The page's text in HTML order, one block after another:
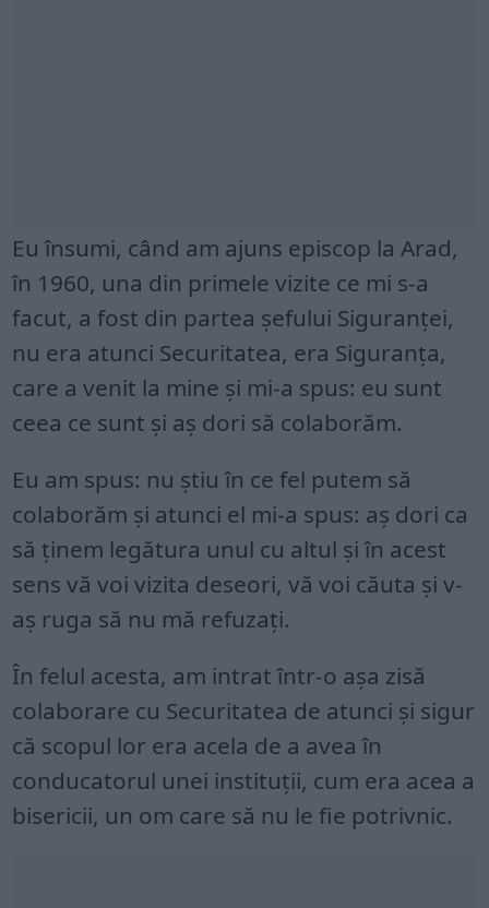
Eu însumi, când am ajuns episcop la Arad,
în 1960, una din primele vizite ce mi s-a
facut, a fost din partea şefului Siguranţei,
nu era atunci Securitatea, era Siguranţa,
care a venit la mine şi mi-a spus: eu sunt
ceea ce sunt şi aş dori să colaborăm.
Eu am spus: nu ştiu în ce fel putem să
colaborăm şi atunci el mi-a spus: aş dori ca
să ţinem legătura unul cu altul şi în acest
sens vă voi vizita deseori, vă voi căuta şi v-
aş ruga să nu mă refuzaţi.
În felul acesta, am intrat într-o aşa zisă
colaborare cu Securitatea de atunci şi sigur
că scopul lor era acela de a avea în
conducatorul unei instituţii, cum era acea a
bisericii, un om care să nu le fie potrivnic.